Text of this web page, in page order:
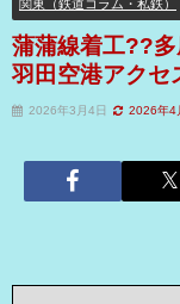
関東（鉄道コラム・私鉄）
蒲蒲線着工??
羽田空港アクセ
2026年3月4日 2026年4